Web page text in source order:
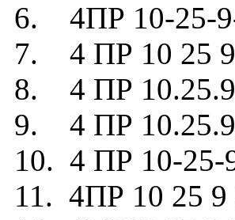
6. 4ПР 10-25-
7. 4 ПР 10 25
8. 4 ПР
9. 4 ПР
10. 4 ПР 10-25-
11. 4ПР 10 25 9